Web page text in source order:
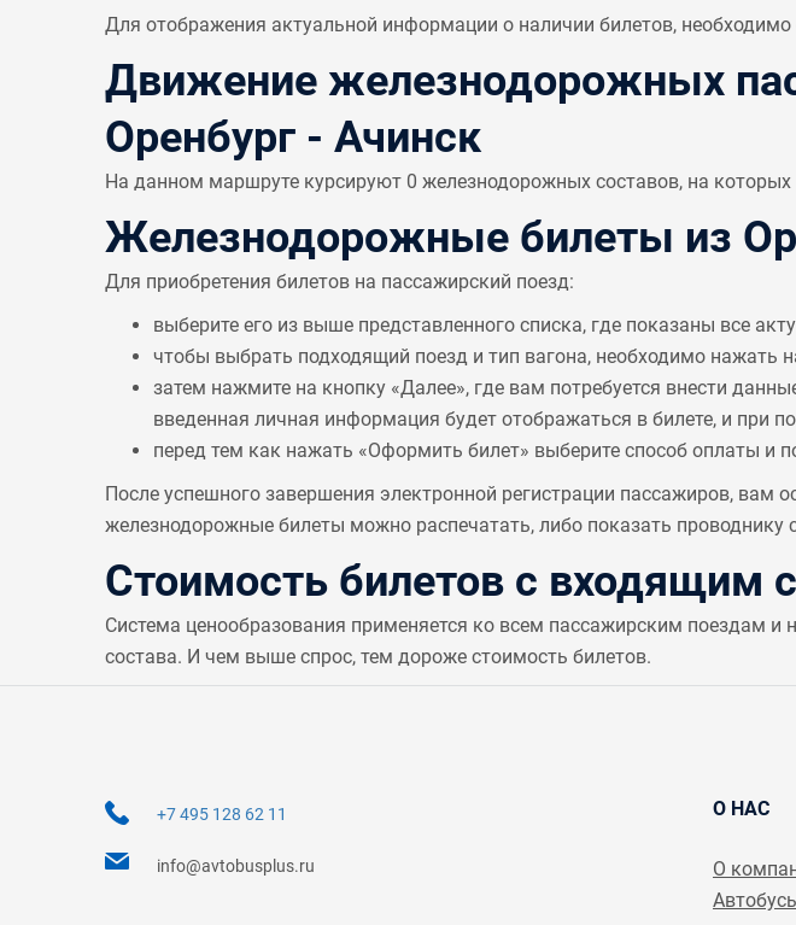
Для отображения актуальной информации о наличии билетов,
Движение железнодорожных
Оренбург - Ачинск
На данном маршруте курсируют 0 железнодорожных составов, на
Железнодорожные билеты из
Для приобретения билетов на пассажирский поезд:
выберите его из выше представленного списка, где показаны все
чтобы выбрать подходящий поезд и тип вагона, необходимо нажать
затем нажмите на кнопку «Далее», где вам потребуется внести
введенная личная информация будет отображаться в билете, и при
перед тем как нажать «Оформить билет» выберите способ оплаты и
После успешного завершения электронной регистрации пассажиров, вам
железнодорожные билеты можно распечатать, либо показать проводнику
Стоимость билетов с входящим
Система ценообразования применяется ко всем пассажирским поездам и
состава. И чем выше спрос, тем дороже стоимость билетов.
+7 495 128 62 11
info@avtobusplus.ru
О НАС
О